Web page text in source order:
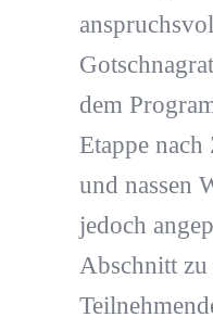
dem
Etappe
und nassen
jedoch
Abschnitt